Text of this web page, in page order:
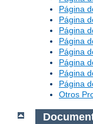
Página
Página
Página
Página
Página
Página
Página
Página
Otros